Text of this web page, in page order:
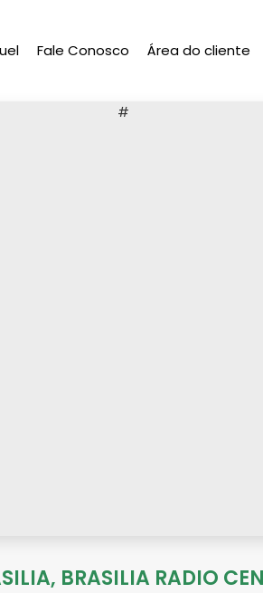
Fale Conosco Área do cliente
BRASILIA RADIO